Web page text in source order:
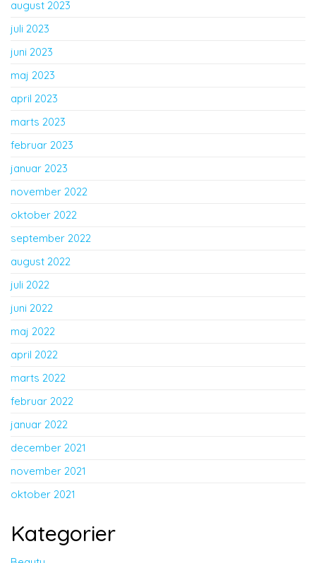
august 2023
juli 2023
juni 2023
maj 2023
april 2023
marts 2023
februar 2023
januar 2023
november 2022
oktober 2022
september 2022
august 2022
juli 2022
juni 2022
maj 2022
april 2022
marts 2022
februar 2022
januar 2022
december 2021
november 2021
oktober 2021
Kategorier